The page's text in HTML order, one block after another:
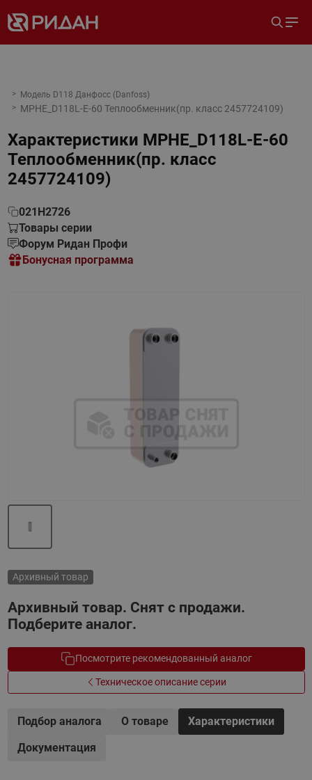
Модель D118 Данфосс (Danfoss)
MPHE_D118L-E-60 Теплообменник(пр. класс 2457724109)
Характеристики MPHE_D118L-E-60
Теплообменник(пр. класс
2457724109)
021H2726
Товары серии
Форум Ридан Профи
Бонусная программа
Архивный товар
Архивный товар. Снят с продажи.
Подберите аналог.
Посмотрите рекомендованный аналог
Техническое описание серии
Подбор аналога О товаре
Характеристики
Документация